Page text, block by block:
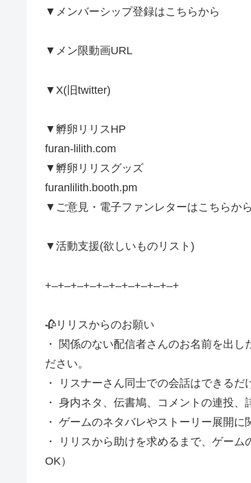
▼メンバーシップ登録はこちらから
▼メン限動画URL
▼X(旧twitter)
▼孵卵リリスHP
furan-lilith.com
▼孵卵リリスグッズ
furanlilith.booth.pm
▼ご意見・電子ファンレターはこちらから
▼活動支援(欲しいものリスト)
+–+–+–+–+–+–+–+–+–+–+
🥀リリスからのお願い
・ 関係のない配信者さんのお名前を出
ださい。
・ リスナーさん同士での会話はできるだ
・ 身内ネタ、伝書鳩、コメントの連投、
・ ゲームのネタバレやストーリー展開に
・ リリスから助けを求めるまで、ゲー
OK）